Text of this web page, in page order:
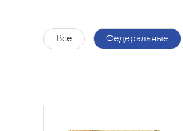
Все Федеральные